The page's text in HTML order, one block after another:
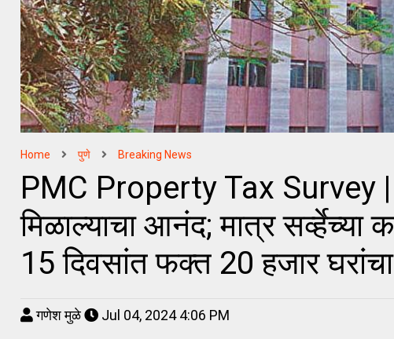
Home पुणे Breaking News
PMC Property Tax Survey | |
मिळाल्याचा आनंद; मात्र सर्व्हेच्या
15 दिवसांत फक्त 20 हजार
गणेश मुळे Jul 04, 2024 4:06 PM